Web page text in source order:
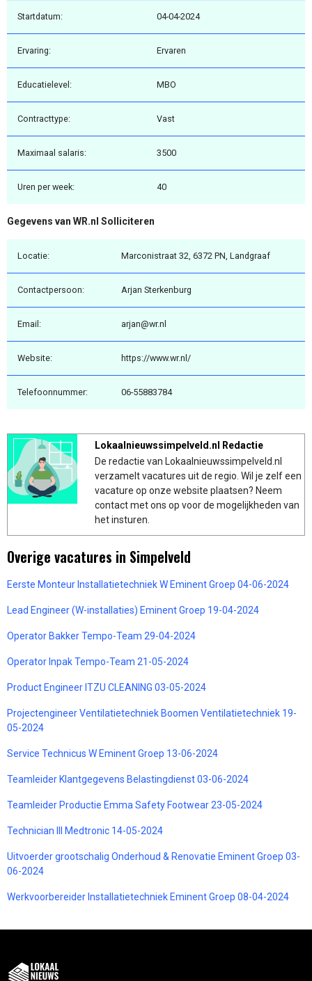
Startdatum: 04-04-2024
Ervaring: Ervaren
Educatielevel: MBO
Contracttype: Vast
Maximaal salaris: 3500
Uren per week: 40
Gegevens van WR.nl Solliciteren
Locatie: Marconistraat 32, 6372 PN, Landgraaf
Contactpersoon: Arjan Sterkenburg
Email: arjan@wr.nl
Website: https://www.wr.nl/
Telefoonnummer: 06-55883784
Lokaalnieuwssimpelveld.nl Redactie
De redactie van Lokaalnieuwssimpelveld.nl
verzamelt vacatures uit de regio. Wil je zelf een
vacature op onze website plaatsen? Neem
contact met ons op voor de mogelijkheden van
het insturen.
Overige vacatures in Simpelveld
Eerste Monteur Installatietechniek W Eminent Groep 04-06-2024
Lead Engineer (W-installaties) Eminent Groep 19-04-2024
Operator Bakker Tempo-Team 29-04-2024
Operator Inpak Tempo-Team 21-05-2024
Product Engineer ITZU CLEANING 03-05-2024
Projectengineer Ventilatietechniek Boomen Ventilatietechniek 19-
05-2024
Service Technicus W Eminent Groep 13-06-2024
Teamleider Klantgegevens Belastingdienst 03-06-2024
Teamleider Productie Emma Safety Footwear 23-05-2024
Technician III Medtronic 14-05-2024
Uitvoerder grootschalig Onderhoud & Renovatie Eminent Groep 03-
06-2024
Werkvoorbereider Installatietechniek Eminent Groep 08-04-2024